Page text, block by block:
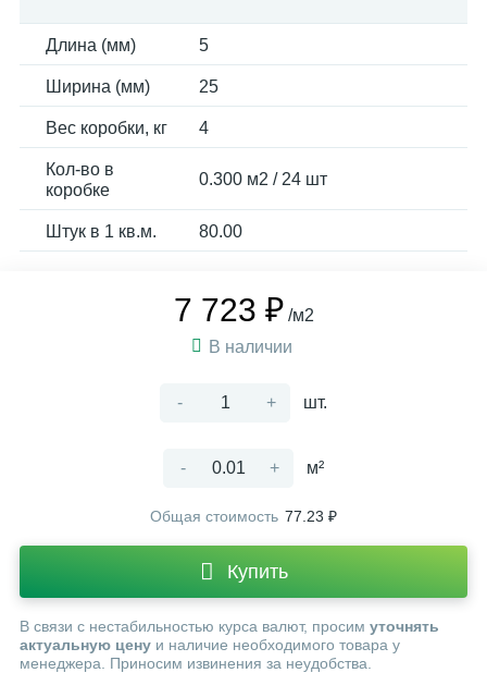
Длина (мм) 5
Ширина (мм) 25
Вес коробки, кг 4
Кол-во в
коробке
0.300 м2 / 24 шт
Штук в 1 кв.м. 80.00
7 723 ₽ /м2
В наличии
- + шт.
- + м²
Общая стоимость 77.23 ₽
Купить
В связи с нестабильностью курса валют, просим уточнять
актуальную цену и наличие необходимого товара у
менеджера. Приносим извинения за неудобства.